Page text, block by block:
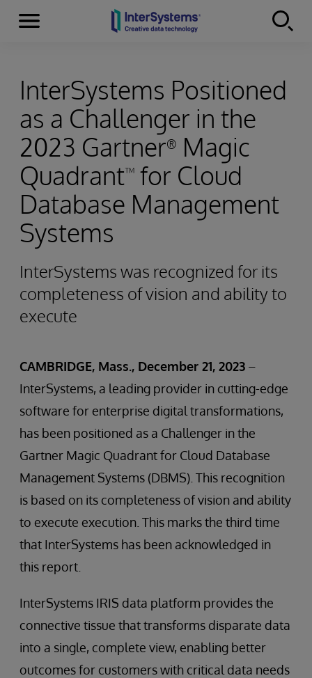
Skip to content
Menu
InterSystems Positioned
as a Challenger in the
2023 Gartner® Magic
Quadrant™ for Cloud
Database Management
Systems
InterSystems was recognized for its
completeness of vision and ability to
execute
CAMBRIDGE, Mass., December 21, 2023 –
InterSystems, a leading provider in cutting-edge
software for enterprise digital transformations,
has been positioned as a Challenger in the
Gartner Magic Quadrant for Cloud Database
Management Systems (DBMS). This recognition
is based on its completeness of vision and ability
to execute execution. This marks the third time
that InterSystems has been acknowledged in
this report.
InterSystems IRIS data platform provides the
connective tissue that transforms disparate data
into a single, complete view, enabling better
outcomes for customers with critical data needs